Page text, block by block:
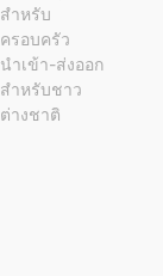
สำหรับ
ครอบครัว
นำเข้า-ส่งออก
สำหรับชาว
ต่างชาติ